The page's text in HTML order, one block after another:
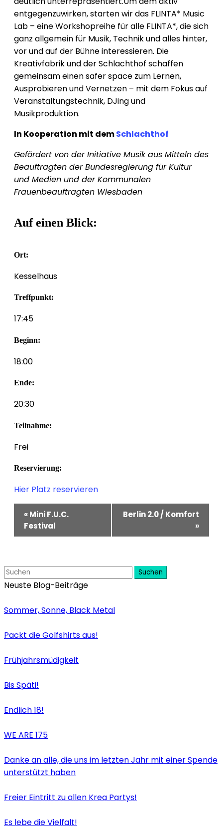
entgegenzuwirken, starten wir das FLINTA* Music
Lab – eine Workshopreihe für alle FLINTA*, die sich
ganz allgemein für Musik, Technik und alles hinter,
vor und auf der Bühne interessieren. Die
Kreativfabrik und der Schlachthof schaffen
gemeinsam einen safer space zum Lernen,
Ausprobieren und Vernetzen – mit dem Fokus auf
Veranstaltungstechnik, DJing und
Musikproduktion.
In Kooperation mit demSchlachthof
Gefördert von der Initiative Musik aus Mitteln des
Beauftragten der Bundesregierung für Kultur
und Medien und der Kommunalen
Frauenbeauftragten Wiesbaden
Auf einen Blick:
Ort:
Kesselhaus
Treffpunkt:
17:45
Beginn:
18:00
Ende:
20:30
Teilnahme:
Frei
Reservierung:
Hier Platz reservieren
Veranstaltung-
Navigation
«Mini F.U.C.
Festival
Berlin 2.0 / Komfort
»
Suchen
Neuste Blog-Beiträge
Sommer, Sonne, Black Metal
Packt die Golfshirts aus!
Frühjahrsmüdigkeit
Bis Späti!
Endlich 18!
WE ARE 175
Danke an alle, die uns im letzten Jahr mit einer Spende
unterstützt haben
Freier Eintritt zu allen Krea Partys!
Es lebe die Vielfalt!